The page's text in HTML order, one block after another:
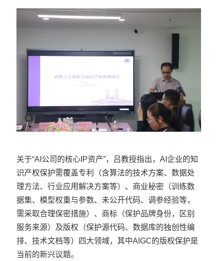
关于“AI公司的核心IP资产”，吕教授指出，AI企业的知
识产权保护需覆盖专利（含算法的技术方案、数据处
理方法、行业应用解决方案等）、商业秘密（训练数
据集、模型权重与参数、未公开代码、调参经验等，
需采取合理保密措施）、商标（保护品牌身份，区别
服务来源）及版权（保护源代码、数据库的独创性编
排、技术文档等）四大领域，其中AIGC的版权保护是
当前的新兴议题。